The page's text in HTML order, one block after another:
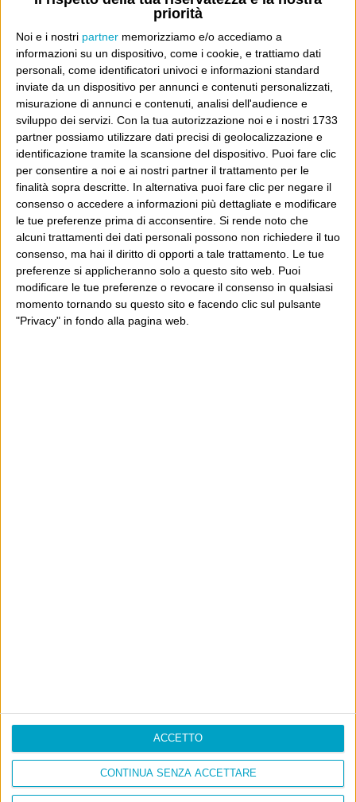
priorità
Noi e i nostri partner memorizziamo e/o accediamo a
informazioni su un dispositivo, come i cookie, e trattiamo dati
personali, come identificatori univoci e informazioni standard
inviate da un dispositivo per annunci e contenuti personalizzati,
misurazione di annunci e contenuti, analisi dell'audience e
sviluppo dei servizi. Con la tua autorizzazione noi e i nostri 1733
partner possiamo utilizzare dati precisi di geolocalizzazione e
identificazione tramite la scansione del dispositivo. Puoi fare clic
per consentire a noi e ai nostri partner il trattamento per le
finalità sopra descritte. In alternativa puoi fare clic per negare il
consenso o accedere a informazioni più dettagliate e modificare
le tue preferenze prima di acconsentire. Si rende noto che
alcuni trattamenti dei dati personali possono non richiedere il tuo
consenso, ma hai il diritto di opporti a tale trattamento. Le tue
preferenze si applicheranno solo a questo sito web. Puoi
modificare le tue preferenze o revocare il consenso in qualsiasi
momento tornando su questo sito e facendo clic sul pulsante
"Privacy" in fondo alla pagina web.
CONTINUA SENZA ACCETTARE
ACCETTO